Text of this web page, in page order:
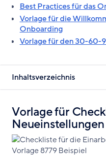
Best Practices für das
Vorlage für die
Onboarding
Vorlage für den 30-60-
Inhaltsverzeichnis
Vorlage für
Neueinstellungen